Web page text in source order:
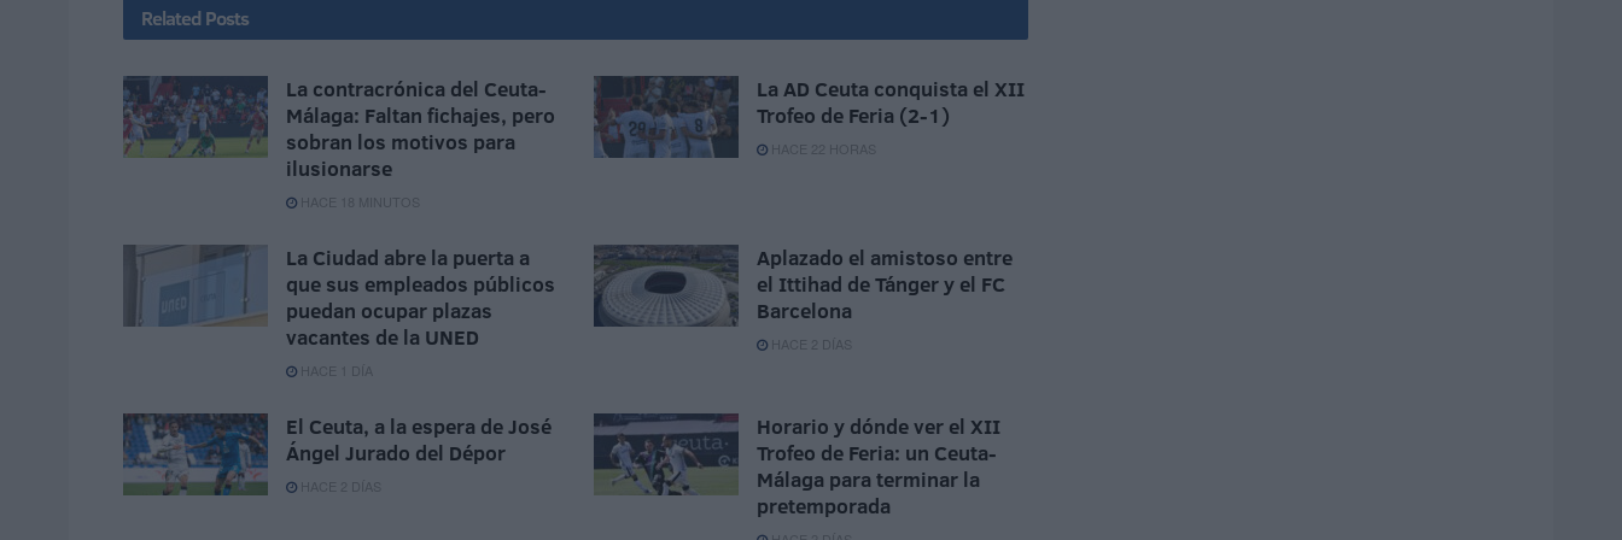
Related Posts
La contracrónica del Ceuta-
Málaga: Faltan fichajes, pero
sobran los motivos para
ilusionarse
HACE 18 MINUTOS
La AD Ceuta conquista el XII
Trofeo de Feria (2-1)
HACE 22 HORAS
La Ciudad abre la puerta a
que sus empleados públicos
puedan ocupar plazas
vacantes de la UNED
HACE 1 DÍA
Aplazado el amistoso entre
el Ittihad de Tánger y el FC
Barcelona
HACE 2 DÍAS
El Ceuta, a la espera de José
Ángel Jurado del Dépor
HACE 2 DÍAS
Horario y dónde ver el XII
Trofeo de Feria: un Ceuta-
Málaga para terminar la
pretemporada